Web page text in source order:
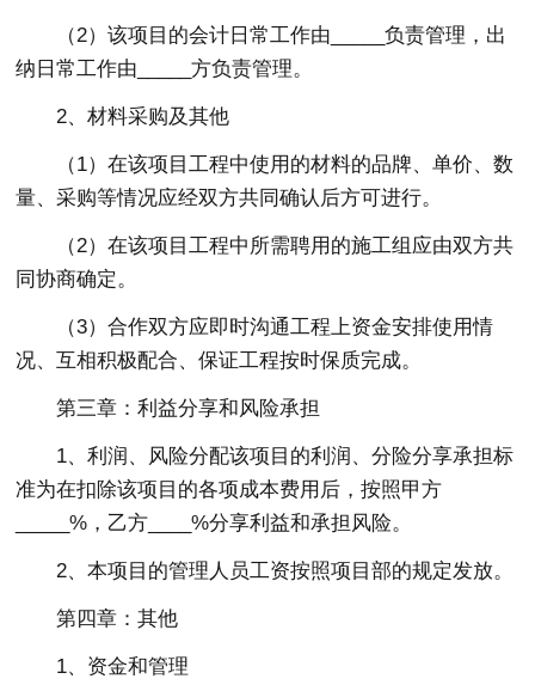
（2）该项目的会计日常工作由_____负责管理，出
纳日常工作由_____方负责管理。
2、材料采购及其他
（1）在该项目工程中使用的材料的品牌、单价、数
量、采购等情况应经双方共同确认后方可进行。
（2）在该项目工程中所需聘用的施工组应由双方共
同协商确定。
（3）合作双方应即时沟通工程上资金安排使用情
况、互相积极配合、保证工程按时保质完成。
第三章：利益分享和风险承担
1、利润、风险分配该项目的利润、分险分享承担标
准为在扣除该项目的各项成本费用后，按照甲方
_____%，乙方____%分享利益和承担风险。
2、本项目的管理人员工资按照项目部的规定发放。
第四章：其他
1、资金和管理